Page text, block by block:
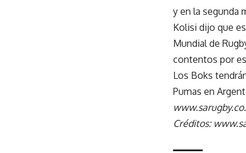
y en la segunda
Kolisi dijo que
Mundial de
contentos por
Los Boks
Pumas en
Créditos: